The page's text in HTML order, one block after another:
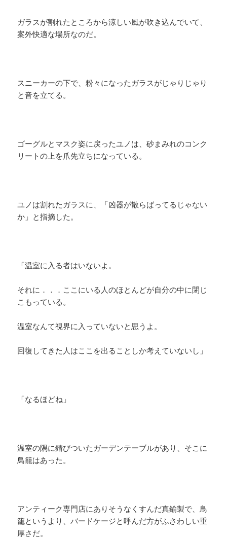
ガラスが割れたところから涼しい風が吹き込んでいて、
案外快適な場所なのだ。
スニーカーの下で、粉々になったガラスがじゃりじゃり
と音を立てる。
ゴーグルとマスク姿に戻ったユノは、砂まみれのコンク
リートの上を爪先立ちになっている。
ユノは割れたガラスに、「凶器が散らばってるじゃない
か」と指摘した。
「温室に入る者はいないよ。
それに．．．ここにいる人のほとんどが自分の中に閉じ
こもっている。
温室なんて視界に入っていないと思うよ。
回復してきた人はここを出ることしか考えていないし」
「なるほどね」
温室の隅に錆びついたガーデンテーブルがあり、そこに
鳥籠はあった。
アンティーク専門店にありそうなくすんだ真鍮製で、鳥
籠というより、バードケージと呼んだ方がふさわしい重
厚さだ。